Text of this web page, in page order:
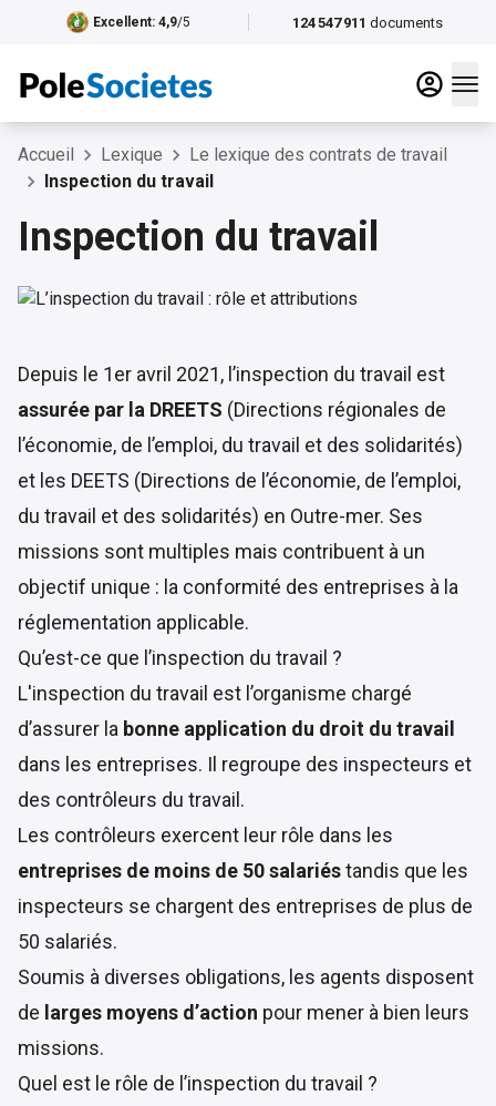
124 547 911 documents
Excellent: 4,9/5
Accueil Lexique
Le lexique des contrats de travail
Inspection du travail
Inspection du travail
Depuis le 1er avril 2021, l’inspection du travail est
assurée par la DREETS (Directions régionales de
l’économie, de l’emploi, du travail et des solidarités)
et les DEETS (Directions de l’économie, de l’emploi,
du travail et des solidarités) en Outre-mer. Ses
missions sont multiples mais contribuent à un
objectif unique : la conformité des entreprises à la
réglementation applicable.
Qu’est-ce que l’inspection du travail ?
L'inspection du travail est l’organisme chargé
d’assurer la bonne application du droit du travail
dans les entreprises. Il regroupe des inspecteurs et
des contrôleurs du travail.
Les contrôleurs exercent leur rôle dans les
entreprises de moins de 50 salariéstandis que les
inspecteurs se chargent des entreprises de plus de
50 salariés.
Soumis à diverses obligations, les agents disposent
de larges moyens d’action pour mener à bien leurs
missions.
Quel est le rôle de l’inspection du travail ?